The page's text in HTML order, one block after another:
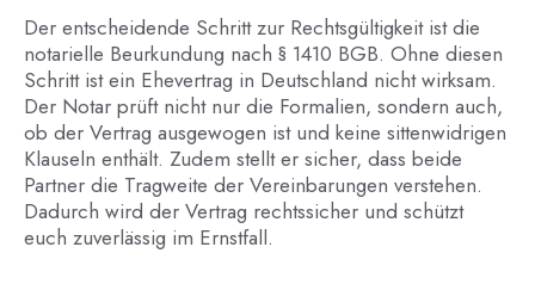
Der entscheidende Schritt zur Rechtsgültigkeit ist die
notarielle Beurkundung nach § 1410 BGB. Ohne diesen
Schritt ist ein Ehevertrag in Deutschland nicht wirksam.
Der Notar prüft nicht nur die Formalien, sondern auch,
ob der Vertrag ausgewogen ist und keine sittenwidrigen
Klauseln enthält. Zudem stellt er sicher, dass beide
Partner die Tragweite der Vereinbarungen verstehen.
Dadurch wird der Vertrag rechtssicher und schützt
euch zuverlässig im Ernstfall.